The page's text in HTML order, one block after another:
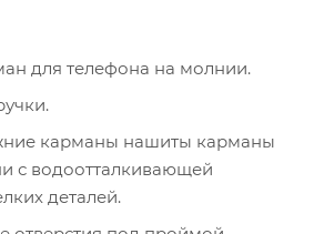
для телефона на молнии.
карманы нашиты карманы
с водоотталкивающей
деталей.